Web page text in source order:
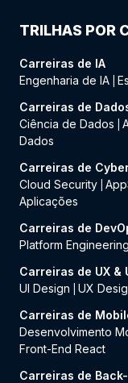
TRILHAS POR
Carreiras de IA
Engenharia de IA
Carreiras de
Ciência de Dados
Dados
Carreiras de
Cloud Security
Aplicações
Carreiras de
Platform Engineering
Carreiras de UX &
UI Design
UX
Carreiras de
Desenvolvimento
Front-End React
Carreiras de